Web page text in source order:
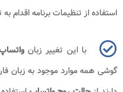
استفاده از تنظیمات برنامه اقدام به
با این تغییر زبان
گوشی همه موارد موجود به زبان